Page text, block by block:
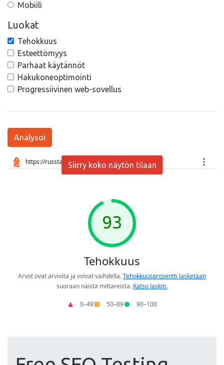
Mobiili
Luokat
Tehokkuus
Esteettömyys
Parhaat käytännöt
Hakukoneoptimointi
Progressiivinen web-sovellus
Analysoi
Siirry koko näytön tilaan